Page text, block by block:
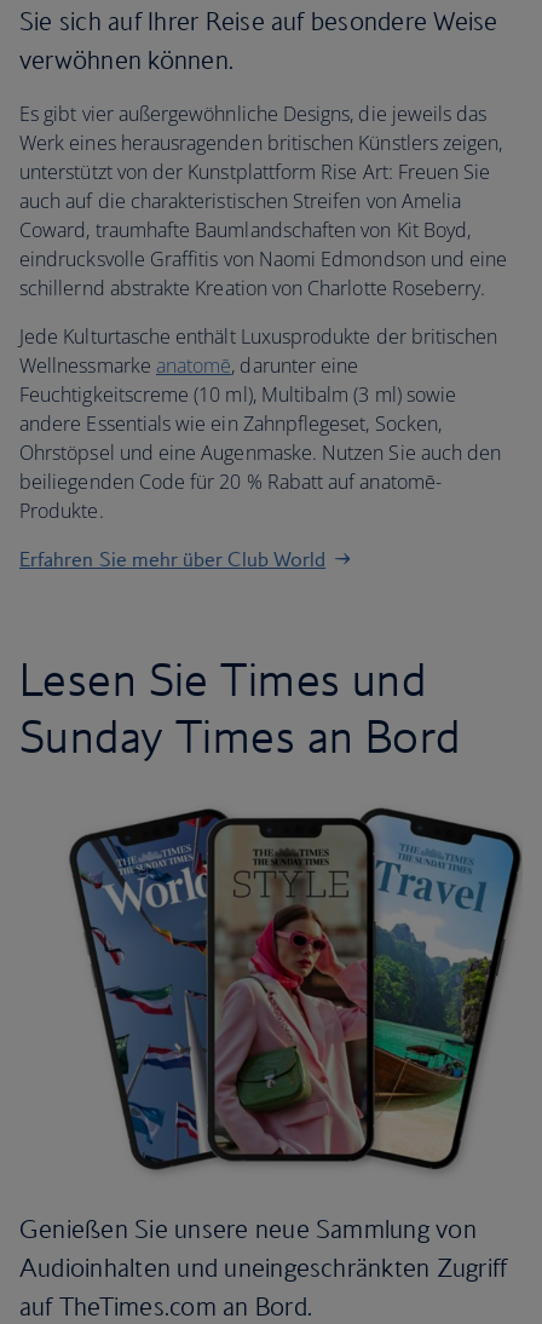
Sie sich auf Ihrer Reise auf besondere Weise
verwöhnen können.
Es gibt vier außergewöhnliche Designs, die jeweils das
Werk eines herausragenden britischen Künstlers zeigen,
unterstützt von der Kunstplattform Rise Art: Freuen Sie
auch auf die charakteristischen Streifen von Amelia
Coward, traumhafte Baumlandschaften von Kit Boyd,
eindrucksvolle Graffitis von Naomi Edmondson und eine
schillernd abstrakte Kreation von Charlotte Roseberry.
Jede Kulturtasche enthält Luxusprodukte der britischen
Wellnessmarke anatomē, darunter eine
Feuchtigkeitscreme (10 ml), Multibalm (3 ml) sowie
andere Essentials wie ein Zahnpflegeset, Socken,
Ohrstöpsel und eine Augenmaske. Nutzen Sie auch den
beiliegenden Code für 20 % Rabatt auf anatomē-
Produkte.
Erfahren Sie mehr über Club World
Lesen Sie Times und
Sunday Times an Bord
Genießen Sie unsere neue Sammlung von
Audioinhalten und uneingeschränkten Zugriff
auf TheTimes.com an Bord.